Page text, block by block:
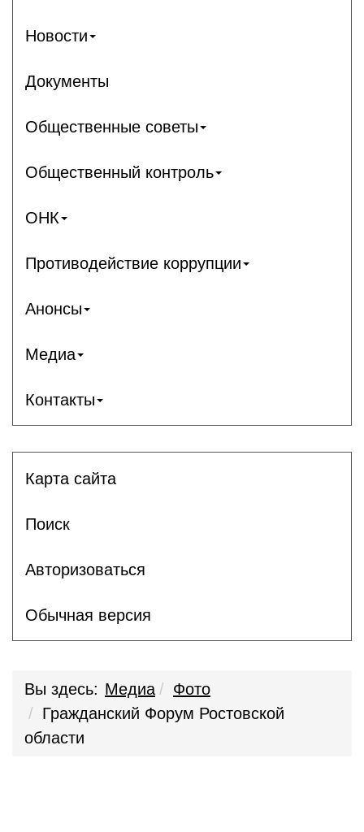
Новости
Документы
Общественные советы
Общественный контроль
ОНК
Противодействие коррупции
Анонсы
Медиа
Контакты
Карта сайта
Поиск
Авторизоваться
Обычная версия
Вы здесь: Медиа
Фото
Гражданский Форум Ростовской
области